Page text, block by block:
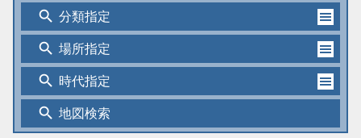
search 分類指定
search 場所指定
search 時代指定
search 地図検索